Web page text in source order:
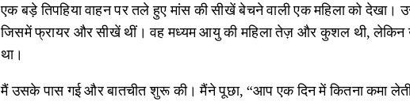
एक बड़े तिपहिया वाहन पर तले हुए मांस की सीखें बेचने वाली एक महिला को देखा।
जिसमें फ्रायर और सीखें थीं। वह मध्यम आयु की महिला तेज़ और कुशल थी, लेकिन
था।
मैं उसके पास गई और बातचीत शुरू की। मैंने पूछा, “आप एक दिन में कितना कमा